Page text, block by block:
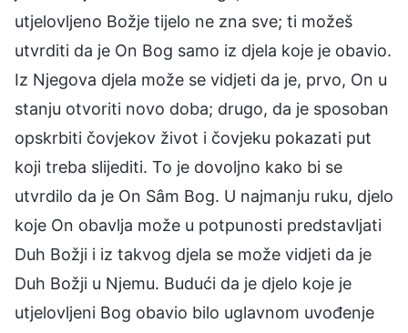
utjelovljeno Božje tijelo ne zna sve; ti možeš
utvrditi da je On Bog samo iz djela koje je obavio.
Iz Njegova djela može se vidjeti da je, prvo, On u
stanju otvoriti novo doba; drugo, da je sposoban
opskrbiti čovjekov život i čovjeku pokazati put
koji treba slijediti. To je dovoljno kako bi se
utvrdilo da je On Sâm Bog. U najmanju ruku, djelo
koje On obavlja može u potpunosti predstavljati
Duh Božji i iz takvog djela se može vidjeti da je
Duh Božji u Njemu. Budući da je djelo koje je
utjelovljeni Bog obavio bilo uglavnom uvođenje